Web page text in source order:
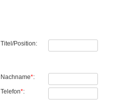
Titel/Position:
Nachname*:
Telefon*: